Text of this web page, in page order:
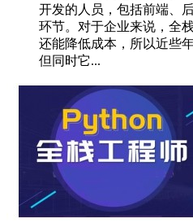
开发的人员，包括前端、
环节。对于企业来说，全
还能降低成本，所以近些
但同时它...